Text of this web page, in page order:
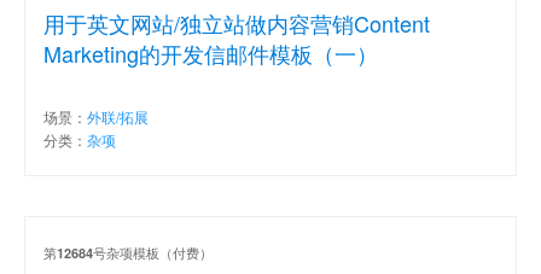
用于英文网站/独立站做内容营销Content
Marketing的开发信邮件模板（一）
场景： 外联/拓展
分类： 杂项
第12684号杂项模板（付费）